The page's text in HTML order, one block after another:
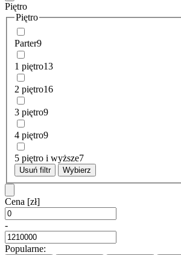
Piętro
Piętro
Parter9
1 piętro13
2 piętro16
3 piętro9
4 piętro9
5 piętro i wyższe7
Usuń filtr Wybierz
Cena [zł]
-
Popularne: